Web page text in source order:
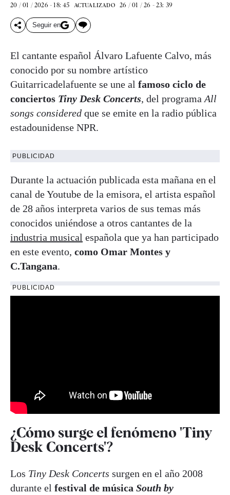
20 / 01 / 2026 - 18: 45 ACTUALIZADO 26 / 01 / 26 - 23: 39
Seguir en
El cantante español Álvaro Lafuente Calvo, más
conocido por su nombre artístico
Guitarricadelafuente se une al famoso ciclo de
conciertos Tiny Desk Concerts, del programa All
songs considered que se emite en la radio pública
estadounidense NPR.
PUBLICIDAD
Durante la actuación publicada esta mañana en el
canal de Youtube de la emisora, el artista español
de 28 años interpreta varios de sus temas más
conocidos uniéndose a otros cantantes de la
industria musical española que ya han participado
en este evento, como Omar Montes y
C.Tangana.
PUBLICIDAD
¿Cómo surge el fenómeno 'Tiny
Desk Concerts'?
Los Tiny Desk Concerts surgen en el año 2008
durante el festival de música South by